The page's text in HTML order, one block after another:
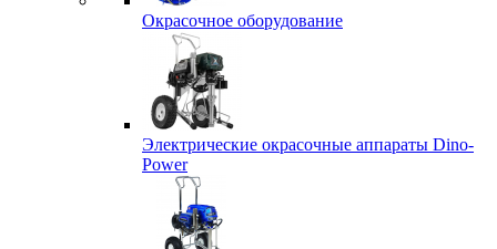
Окрасочное оборудование
Электрические окрасочные аппараты Dino-
Power